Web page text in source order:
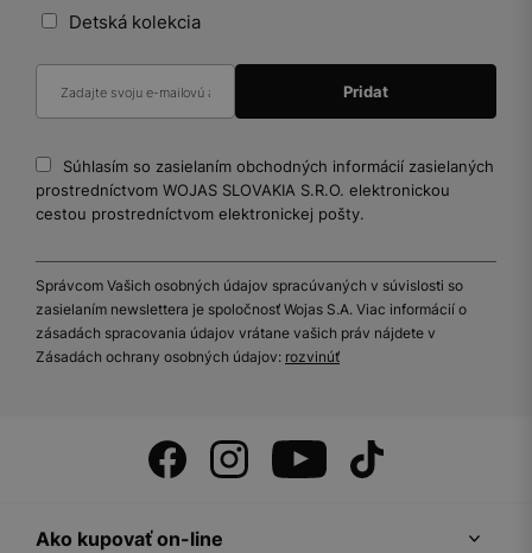
Detská kolekcia
Súhlasím so zasielaním obchodných informácií zasielaných
prostredníctvom WOJAS SLOVAKIA S.R.O. elektronickou
cestou prostredníctvom elektronickej pošty.
Správcom Vašich osobných údajov spracúvaných v súvislosti so
zasielaním newslettera je spoločnosť Wojas S.A. Viac informácií o
zásadách spracovania údajov vrátane vašich práv nájdete v
Zásadách ochrany osobných údajov: rozvinúť
Ako kupovať on-line